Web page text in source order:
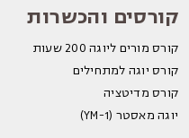
קורסים והכשרות
קורס מורים ליוגה 200 שעות
קורס יוגה למתחילים
קורס מדיטציה
יוגה מאסטר (YM-1)